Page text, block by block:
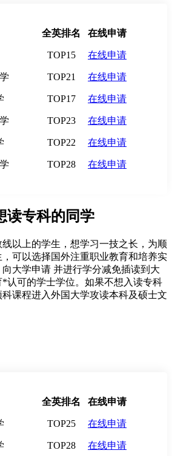
全英排名 在线申请
TOP15 在线申请
TOP21 在线申请
TOP17 在线申请
TOP23 在线申请
TOP22 在线申请
TOP28 在线申请
读专科的同学
以上的学生，想学习一技之长，为顺
可以选择国外注重职业教育和培养实
大学申请 并进行学分减免插读到大
认可的学士学位。如果不想入读专科
课程进入外国大学攻读本科及硕士文
全英排名 在线申请
TOP25 在线申请
TOP28 在线申请